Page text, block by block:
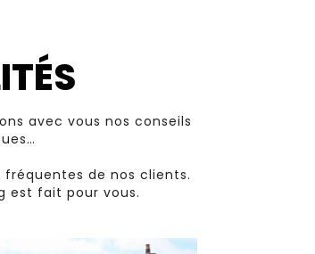
avec vous nos conseils
de nos clients.
est fait pour vous.